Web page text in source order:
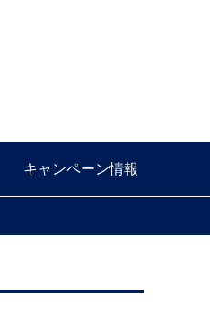
キャンペーン情報